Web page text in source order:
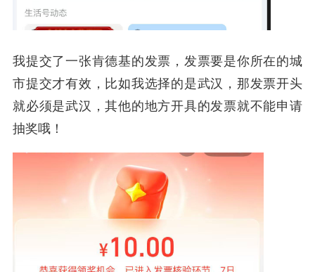
我提交了一张肯德基的发票，发票要是你所在的城
市提交才有效，比如我选择的是武汉，那发票开头
就必须是武汉，其他的地方开具的发票就不能申请
抽奖哦！